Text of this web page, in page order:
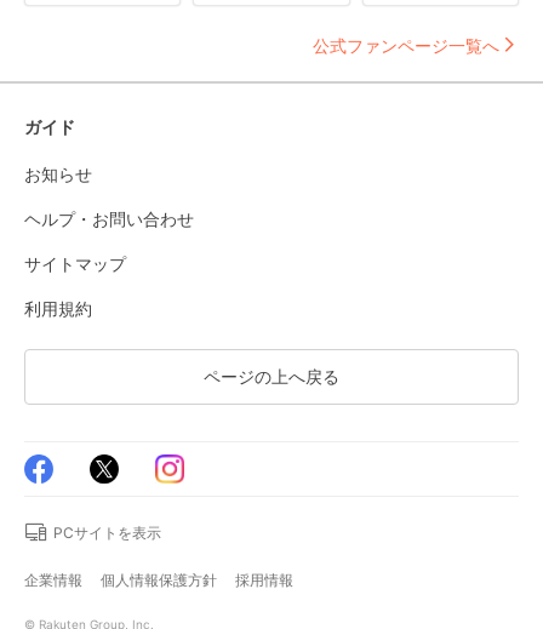
公式ファンページ一覧へ
ガイド
お知らせ
ヘルプ・お問い合わせ
サイトマップ
利用規約
ページの上へ戻る
PCサイトを表示
企業情報 個人情報保護方針 採用情報
© Rakuten Group, Inc.